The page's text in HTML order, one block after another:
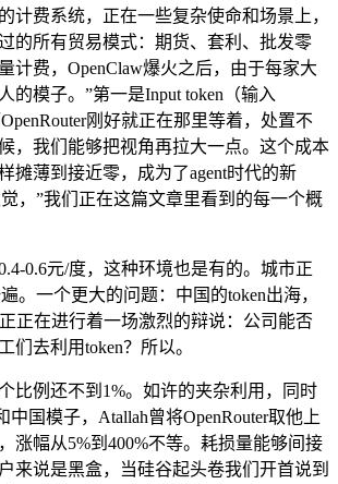
计费系统，正在一些复杂使命和场景上，
的所有贸易模式：期货、套利、批发零
计费，OpenClaw爆火之后，由于每家大
的模子。”第一是Input token（输入
刚好就正在那里等着，处置不
，我们能够把视角再拉大一点。这个成本
摊薄到接近零，成为了agent时代的新
，”我们正在这篇文章里看到的每一个概
0.6元/度，这种环境也是有的。城市正
。一个更大的问题：中国的token出海，
正在进行着一场激烈的辩说：公司能否
们去利用token？所以。
例还不到1%。如许的夹杂利用，同时
中国模子，Atallah曾将OpenRouter取他上
涨幅从5%到400%不等。耗损量能够间接
来说是黑盒，当硅谷起头卷我们开首说到